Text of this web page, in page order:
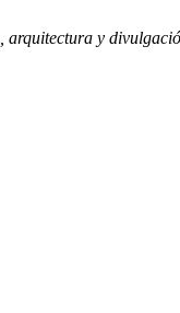
arquitectura y